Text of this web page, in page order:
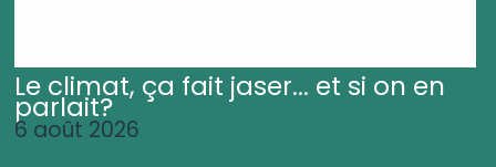
Le climat, ça fait jaser... et si on en
parlait?
6 août 2026